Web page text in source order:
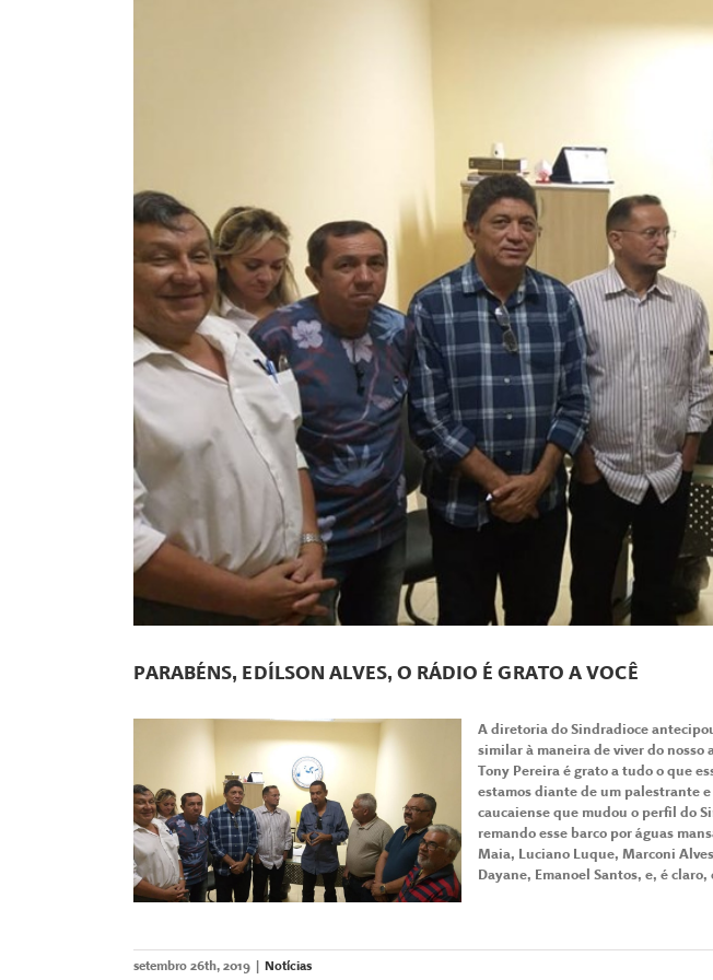
PARABÉNS, EDÍLSON ALVES, O RÁDIO É GRATO A VOCÊ
A diretoria do Sindradioce
similar à maneira de viver do
Tony Pereira é grato a tudo o que
estamos diante de um palestrante
caucaiense que mudou o perfil do
remando esse barco por águas
Maia, Luciano Luque, Marconi
Dayane, Emanoel Santos, e, é
setembro 26th, 2019 | Notícias